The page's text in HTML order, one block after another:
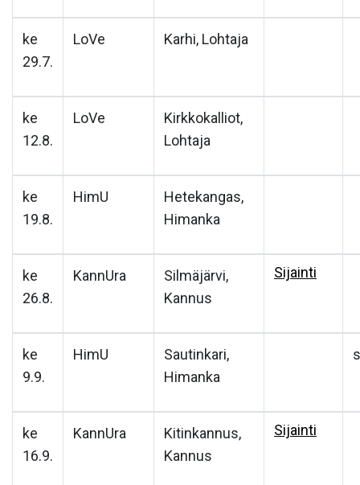
ke
29.7.
LoVe Karhi, Lohtaja
ke
12.8.
LoVe
Kirkkokalliot,
Lohtaja
ke
19.8.
HimU
Hetekangas,
Himanka
ke
26.8.
KannUra
Silmäjärvi,
Kannus
Sijainti
ke
9.9.
HimU
Sautinkari,
Himanka
ke
16.9.
KannUra
Kitinkannus,
Kannus
Sijainti